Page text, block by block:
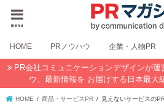
menu
HOME PRノウハウ 企業・人物PR
PR会社コミュニケーションデザインが
ウ、最新情報を お届けする日本最大
HOME 商品・サービスPR 見えないサービスの